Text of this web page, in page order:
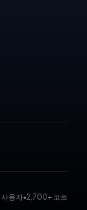
용자•2,700+ 코트